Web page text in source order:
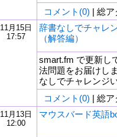
コメント(0) | 総ア
11月15日
17:57
辞書なしでチャレ
（解答編）
smart.fm で更新し
法問題をお届けし
なしでチャレンジ
コメント(0) | 総ア
11月13日
12:00
マウスバード英語